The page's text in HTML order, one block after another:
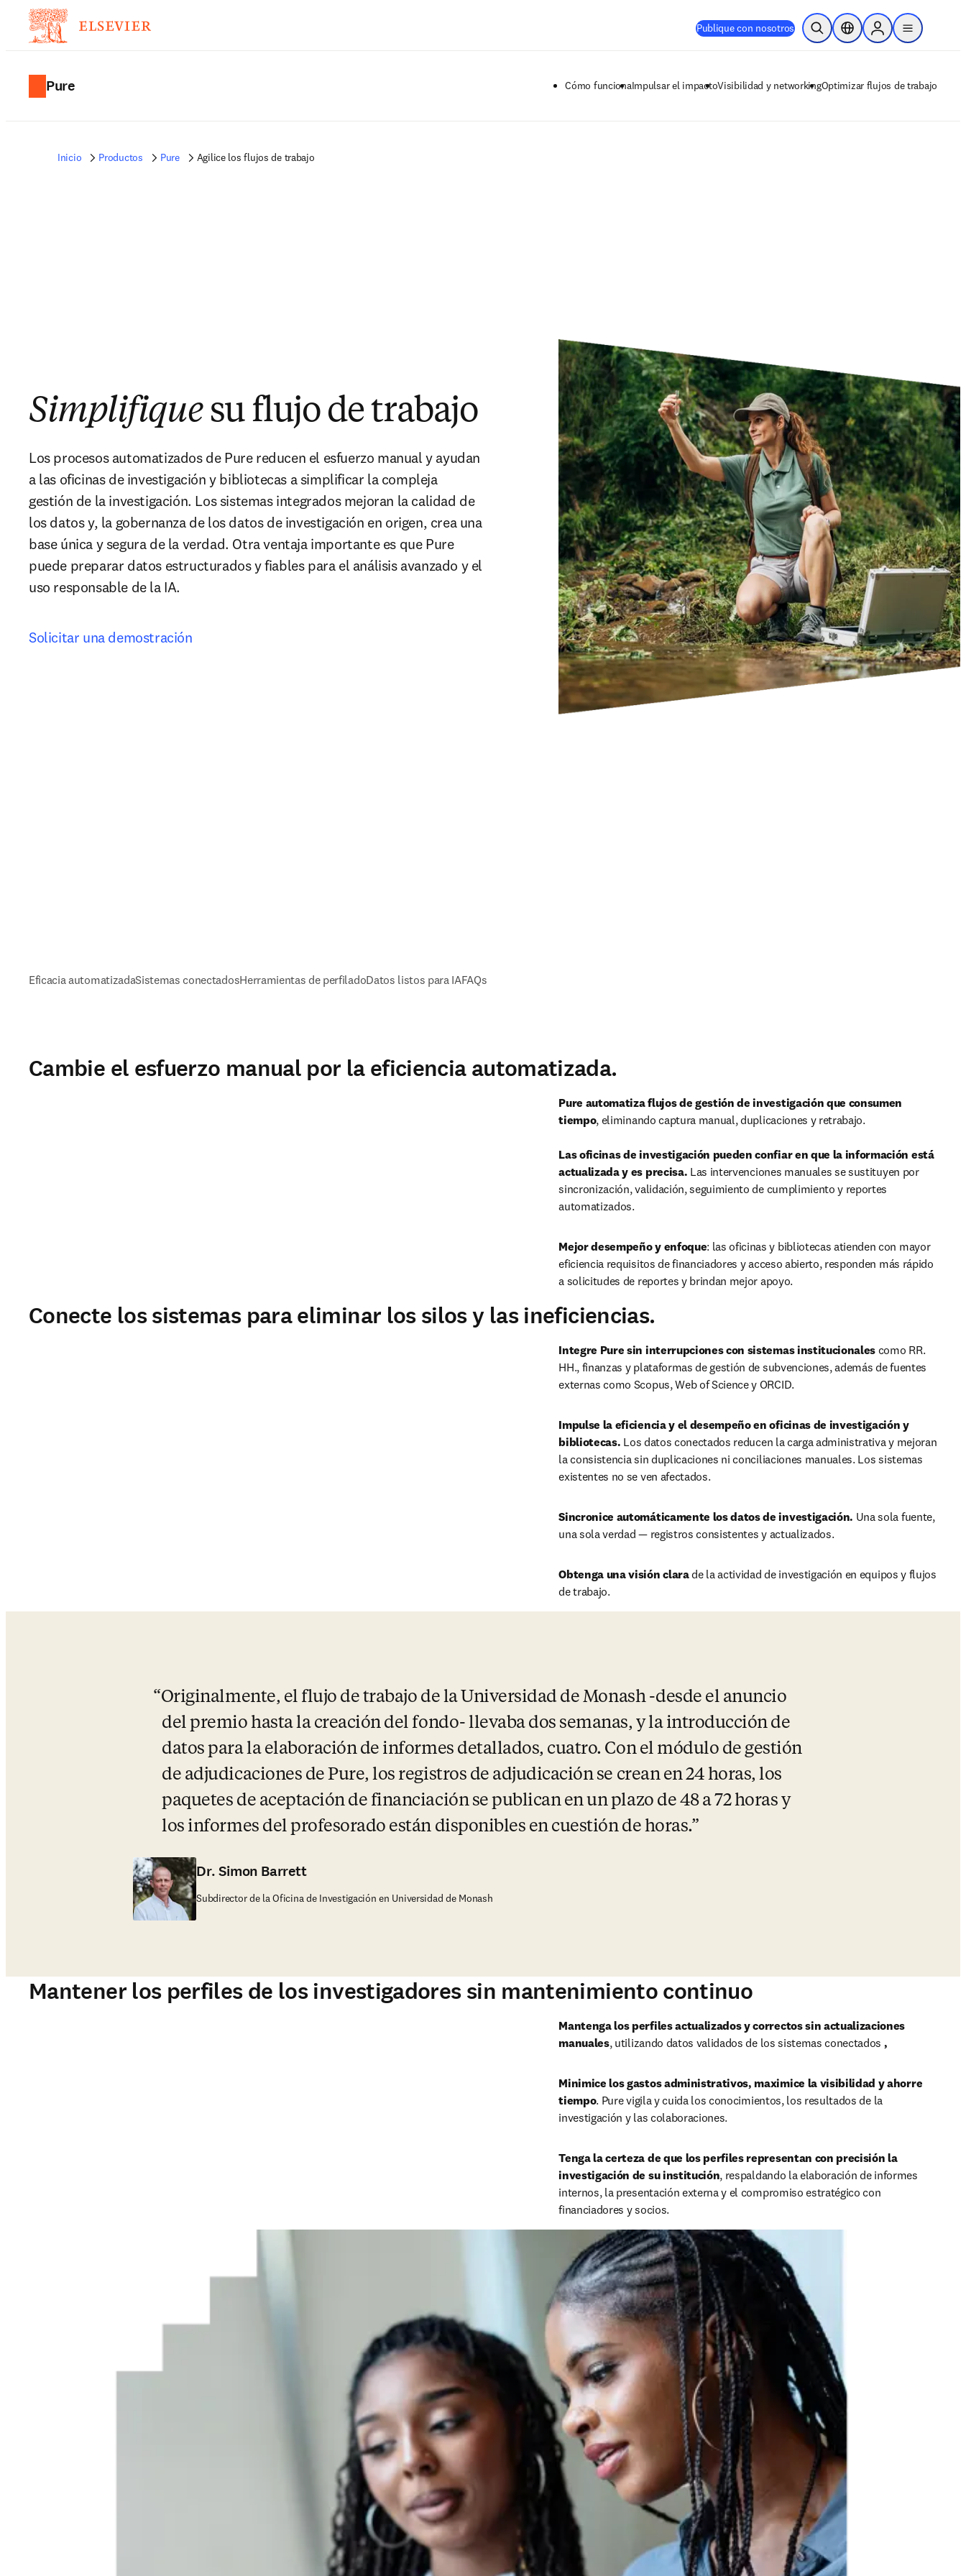
Publique con nosotros Abrir búsquedaSelector de ubicación
Sign in to products
menu
Pure Cómo funcionaImpulsar el impactoVisibilidad y networkingOptimizar flujos de trabajo
Inicio Productos Pure Agilice los flujos de trabajo
Simplifiquesu flujo de trabajo
Los procesos automatizados de Pure reducen el esfuerzo manual y ayudan
a las oficinas de investigación y bibliotecas a simplificar la compleja
gestión de la investigación. Los sistemas integrados mejoran la calidad de
los datos y, la gobernanza de los datos de investigación en origen, crea una
base única y segura de la verdad. Otra ventaja importante es que Pure
puede preparar datos estructurados y fiables para el análisis avanzado y el
uso responsable de la IA.
Solicitar una demostración
Eficacia automatizadaSistemas conectadosHerramientas de perfiladoDatos listos para IAFAQs
Cambie el esfuerzo manual por la eficiencia automatizada.
Pure automatiza flujos de gestión de investigación que consumen
tiempo, eliminando captura manual, duplicaciones y retrabajo.
Las oficinas de investigación pueden confiar en que la información está
actualizada y es precisa. Las intervenciones manuales se sustituyen por
sincronización, validación, seguimiento de cumplimiento y reportes
automatizados.
Mejor desempeño y enfoque: las oficinas y bibliotecas atienden con mayor
eficiencia requisitos de financiadores y acceso abierto, responden más rápido
a solicitudes de reportes y brindan mejor apoyo.
Conecte los sistemas para eliminar los silos y las ineficiencias.
Integre Pure sin interrupciones con sistemas institucionales como RR.
HH., finanzas y plataformas de gestión de subvenciones, además de fuentes
externas como Scopus, Web of Science y ORCID.
Impulse la eficiencia y el desempeño en oficinas de investigación y
bibliotecas. Los datos conectados reducen la carga administrativa y mejoran
la consistencia sin duplicaciones ni conciliaciones manuales. Los sistemas
existentes no se ven afectados.
Sincronice automáticamente los datos de investigación. Una sola fuente,
una sola verdad — registros consistentes y actualizados.
Obtenga una visión clara de la actividad de investigación en equipos y flujos
de trabajo.
Originalmente, el flujo de trabajo de la Universidad de Monash -desde el anuncio
del premio hasta la creación del fondo- llevaba dos semanas, y la introducción de
datos para la elaboración de informes detallados, cuatro. Con el módulo de gestión
de adjudicaciones de Pure, los registros de adjudicación se crean en 24 horas, los
paquetes de aceptación de financiación se publican en un plazo de 48 a 72 horas y
los informes del profesorado están disponibles en cuestión de horas.
Dr. Simon Barrett
Subdirector de la Oficina de Investigación en Universidad de Monash
Mantener los perfiles de los investigadores sin mantenimiento continuo
Mantenga los perfiles actualizados y correctos sin actualizaciones
manuales, utilizando datos validados de los sistemas conectados ,
Minimice los gastos administrativos, maximice la visibilidad y ahorre
tiempo. Pure vigila y cuida los conocimientos, los resultados de la
investigación y las colaboraciones.
Tenga la certeza de que los perfiles representan con precisión la
investigación de su institución, respaldando la elaboración de informes
internos, la presentación externa y el compromiso estratégico con
financiadores y socios.